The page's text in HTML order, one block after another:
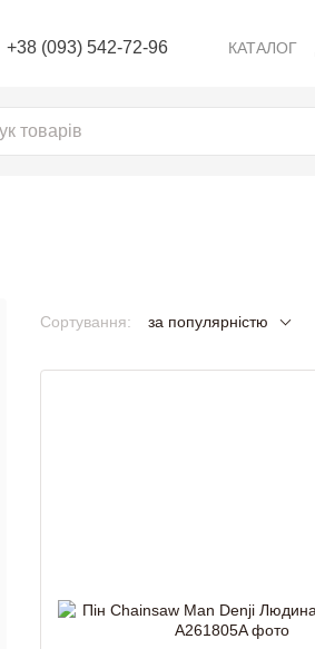
+38 (093) 542-72-96 КАТАЛОГ
Сортування: за популярністю